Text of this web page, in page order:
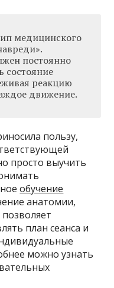
медицинского
постоянно
состояние
реакцию
движение.
пользу,
просто выучить
обучение
анатомии,
план сеанса и
можно узнать